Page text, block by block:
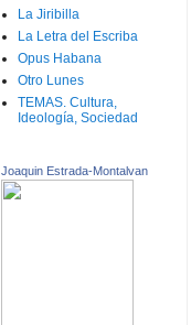
La Jiribilla
La Letra del Escriba
Opus Habana
Otro Lunes
TEMAS. Cultura,
Ideología, Sociedad
Joaquin Estrada-Montalvan